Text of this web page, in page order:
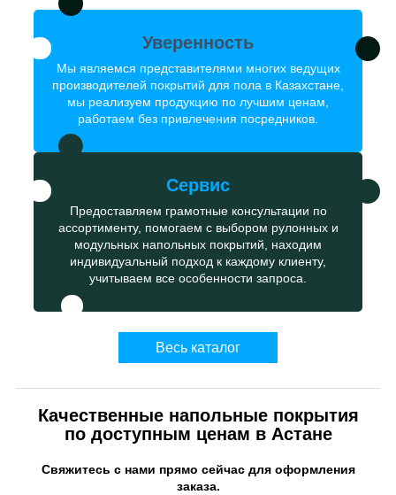
Уверенность
Мы являемся представителями многих ведущих
производителей покрытий для пола в Казахстане,
мы реализуем продукцию по лучшим ценам,
работаем без привлечения посредников.
Сервис
Предоставляем грамотные консультации по
ассортименту, помогаем с выбором рулонных и
модульных напольных покрытий, находим
индивидуальный подход к каждому клиенту,
учитываем все особенности запроса.
Весь каталог
Качественные напольные покрытия
по доступным ценам в Астане
Свяжитесь с нами прямо сейчас для оформления
заказа.